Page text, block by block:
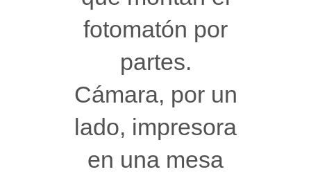
fotomatón por
partes.
Cámara, por un
lado, impresora
en una mesa